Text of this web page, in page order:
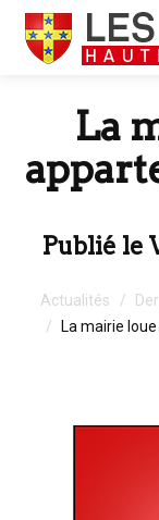
La
Publié le
Actualités
La mairie